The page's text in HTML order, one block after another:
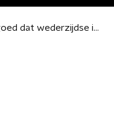
Stand.nl: Het is goed dat wederzijdse instemming met seks wettelijk geregeld wordt